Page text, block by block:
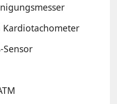
Kardiotachometer